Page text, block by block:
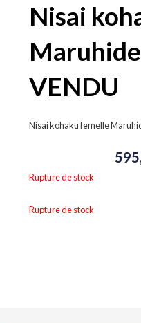
Nisai
VENDU
Nisai kohaku femelle
Rupture de stock
Rupture de stock